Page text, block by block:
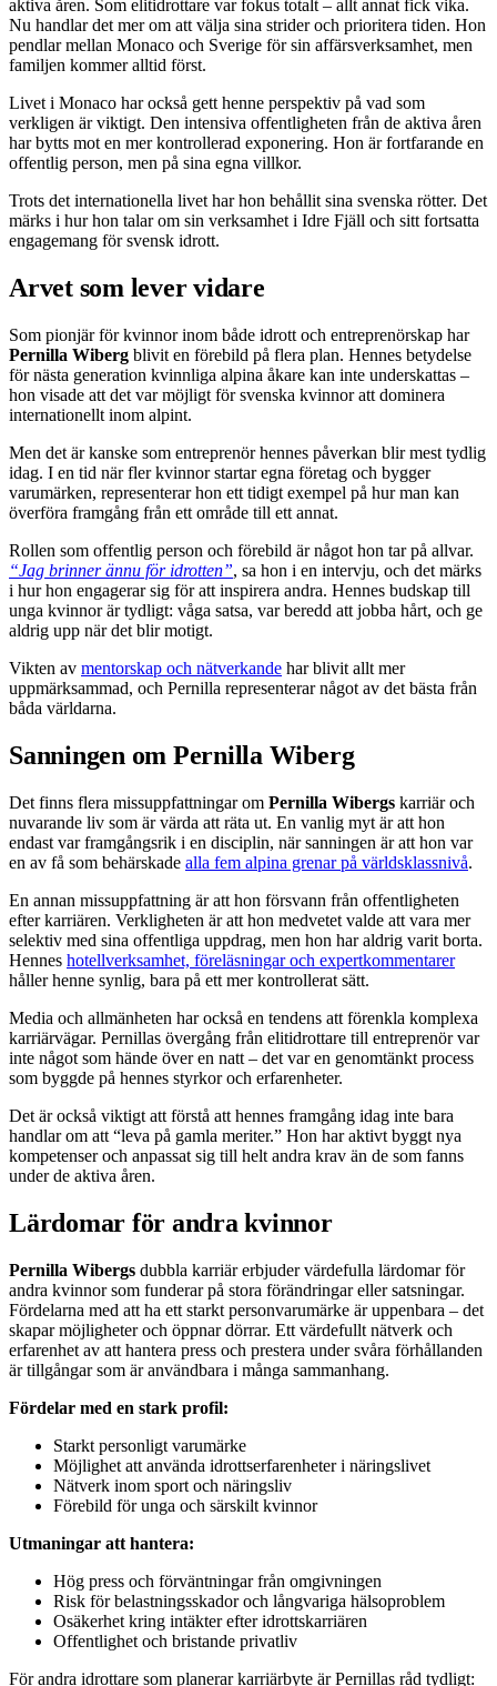
aktiva åren. Som elitidrottare var fokus totalt – allt annat fick vika.
Nu handlar det mer om att välja sina strider och prioritera tiden. Hon
pendlar mellan Monaco och Sverige för sin affärsverksamhet, men
familjen kommer alltid först.
Livet i Monaco har också gett henne perspektiv på vad som
verkligen är viktigt. Den intensiva offentligheten från de aktiva åren
har bytts mot en mer kontrollerad exponering. Hon är fortfarande en
offentlig person, men på sina egna villkor.
Trots det internationella livet har hon behållit sina svenska rötter. Det
märks i hur hon talar om sin verksamhet i Idre Fjäll och sitt fortsatta
engagemang för svensk idrott.
Arvet som lever vidare
Som pionjär för kvinnor inom både idrott och entreprenörskap har
Pernilla Wiberg blivit en förebild på flera plan. Hennes betydelse
för nästa generation kvinnliga alpina åkare kan inte underskattas –
hon visade att det var möjligt för svenska kvinnor att dominera
internationellt inom alpint.
Men det är kanske som entreprenör hennes påverkan blir mest tydlig
idag. I en tid när fler kvinnor startar egna företag och bygger
varumärken, representerar hon ett tidigt exempel på hur man kan
överföra framgång från ett område till ett annat.
Rollen som offentlig person och förebild är något hon tar på allvar.
“Jag brinner ännu för idrotten”, sa hon i en intervju, och det märks
i hur hon engagerar sig för att inspirera andra. Hennes budskap till
unga kvinnor är tydligt: våga satsa, var beredd att jobba hårt, och ge
aldrig upp när det blir motigt.
Vikten av mentorskap och nätverkande har blivit allt mer
uppmärksammad, och Pernilla representerar något av det bästa från
båda världarna.
Sanningen om Pernilla Wiberg
Det finns flera missuppfattningar om Pernilla Wibergs karriär och
nuvarande liv som är värda att räta ut. En vanlig myt är att hon
endast var framgångsrik i en disciplin, när sanningen är att hon var
en av få som behärskade alla fem alpina grenar på världsklassnivå.
En annan missuppfattning är att hon försvann från offentligheten
efter karriären. Verkligheten är att hon medvetet valde att vara mer
selektiv med sina offentliga uppdrag, men hon har aldrig varit borta.
Hennes hotellverksamhet, föreläsningar och expertkommentarer
håller henne synlig, bara på ett mer kontrollerat sätt.
Media och allmänheten har också en tendens att förenkla komplexa
karriärvägar. Pernillas övergång från elitidrottare till entreprenör var
inte något som hände över en natt – det var en genomtänkt process
som byggde på hennes styrkor och erfarenheter.
Det är också viktigt att förstå att hennes framgång idag inte bara
handlar om att “leva på gamla meriter.” Hon har aktivt byggt nya
kompetenser och anpassat sig till helt andra krav än de som fanns
under de aktiva åren.
Lärdomar för andra kvinnor
Pernilla Wibergs dubbla karriär erbjuder värdefulla lärdomar för
andra kvinnor som funderar på stora förändringar eller satsningar.
Fördelarna med att ha ett starkt personvarumärke är uppenbara – det
skapar möjligheter och öppnar dörrar. Ett värdefullt nätverk och
erfarenhet av att hantera press och prestera under svåra förhållanden
är tillgångar som är användbara i många sammanhang.
Fördelar med en stark profil:
Starkt personligt varumärke
Möjlighet att använda idrottserfarenheter i näringslivet
Nätverk inom sport och näringsliv
Förebild för unga och särskilt kvinnor
Utmaningar att hantera:
Hög press och förväntningar från omgivningen
Risk för belastningsskador och långvariga hälsoproblem
Osäkerhet kring intäkter efter idrottskarriären
Offentlighet och bristande privatliv
För andra idrottare som planerar karriärbyte är Pernillas råd tydligt: